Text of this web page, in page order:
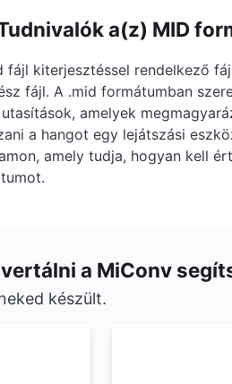
a(z) MID
fájl kiterjesztéssel rendelkező
fájl. A .mid formátumban
amelyek
a hangot egy lejátszási
amely tudja, hogyan kell
a MiConv
készült.